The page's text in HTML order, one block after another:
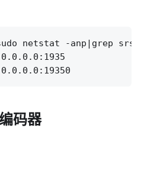
netstat -anp|grep srs
0.0.0.0:1935
码器